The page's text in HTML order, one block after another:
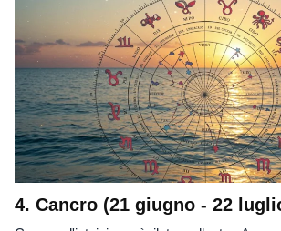
4. Cancro (21 giugno - 22